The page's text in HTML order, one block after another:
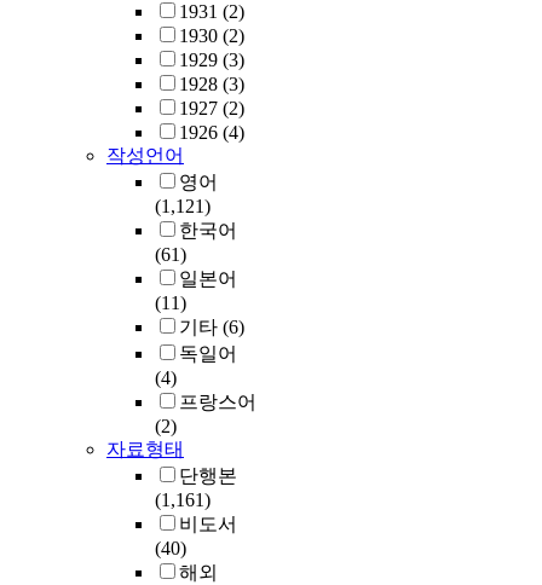
1931 (2)
1930 (2)
1929 (3)
1928 (3)
1927 (2)
1926 (4)
작성언어
영어
(1,121)
한국어
(61)
일본어
(11)
기타 (6)
독일어
(4)
프랑스어
(2)
자료형태
단행본
(1,161)
비도서
(40)
해외